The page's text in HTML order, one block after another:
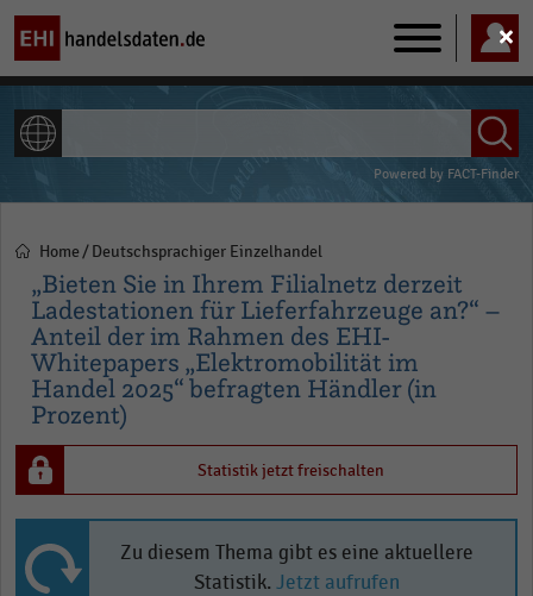
Main
navigation
Powered by FACT-Finder
Pfadnavigation
Home Deutschsprachiger Einzelhandel
„Bieten Sie in Ihrem Filialnetz derzeit
Ladestationen für Lieferfahrzeuge an?“ –
Anteil der im Rahmen des EHI-
Whitepapers „Elektromobilität im
Handel 2025“ befragten Händler (in
Prozent)
Statistik jetzt freischalten
Zu diesem Thema gibt es eine aktuellere
Statistik. Jetzt aufrufen